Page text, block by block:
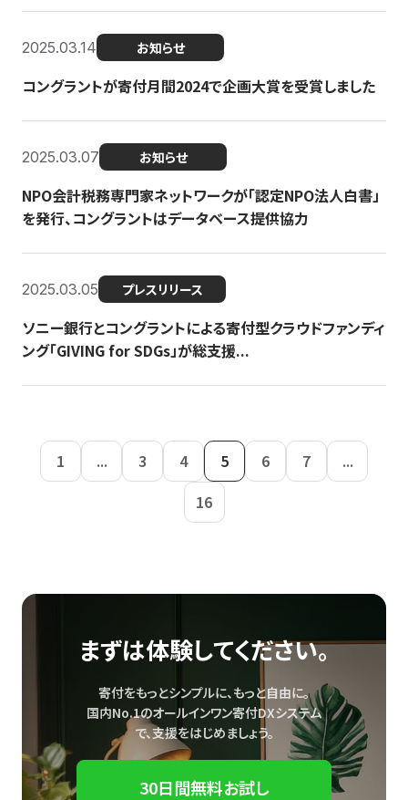
2025.03.14 お知らせ
コングラントが寄付月間2024で企画大賞を受賞しました
2025.03.07 お知らせ
NPO会計税務専門家ネットワークが「認定NPO法人白書」
を発行、コングラントはデータベース提供協力
2025.03.05 プレスリリース
ソニー銀行とコングラントによる寄付型クラウドファンディ
ング「GIVING for SDGs」が総支援...
1 ... 3 4 5 6 7
...
16
まずは体験してください。
寄付をもっとシンプルに、もっと自由に。
国内No.1のオールインワン寄付DXシステム
で、支援をはじめましょう。
30日間無料お試し